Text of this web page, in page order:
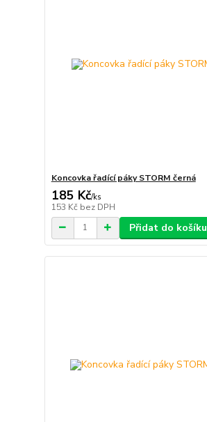
Koncovka řadící páky STORM černá
185 Kč/ks
153 Kč bez DPH
Přidat do košíku